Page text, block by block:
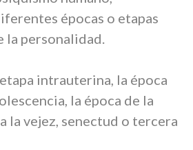
épocas o etapas
la personalidad.
intrauterina, la época
la época de la
la vejez, senectud o tercera